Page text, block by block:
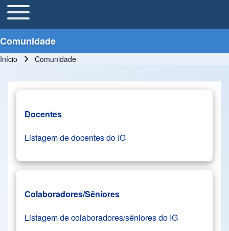
Main Menu
Toggle main menu
Comunidade
Início Comunidade
Docentes
Listagem de docentes do IG
Colaboradores/Sêniores
Listagem de colaboradores/sêniores do IG